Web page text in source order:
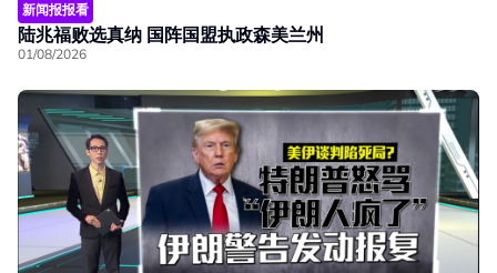
新闻报报看
陆兆福败选真纳 国阵国盟执政森美兰州
01/08/2026